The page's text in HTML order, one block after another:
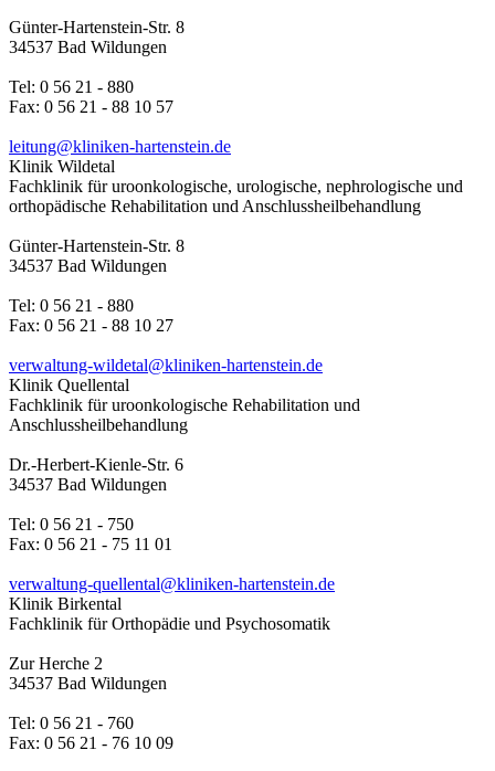
Günter-Hartenstein-Str. 8
34537 Bad Wildungen
Tel: 0 56 21 - 880
Fax: 0 56 21 - 88 10 57
leitung@kliniken-hartenstein.de
Klinik Wildetal
Fachklinik für uroonkologische, urologische, nephrologische und
orthopädische Rehabilitation und Anschlussheilbehandlung
Günter-Hartenstein-Str. 8
34537 Bad Wildungen
Tel: 0 56 21 - 880
Fax: 0 56 21 - 88 10 27
verwaltung-wildetal@kliniken-hartenstein.de
Klinik Quellental
Fachklinik für uroonkologische Rehabilitation und
Anschlussheilbehandlung
Dr.-Herbert-Kienle-Str. 6
34537 Bad Wildungen
Tel: 0 56 21 - 750
Fax: 0 56 21 - 75 11 01
verwaltung-quellental@kliniken-hartenstein.de
Klinik Birkental
Fachklinik für Orthopädie und Psychosomatik
Zur Herche 2
34537 Bad Wildungen
Tel: 0 56 21 - 760
Fax: 0 56 21 - 76 10 09